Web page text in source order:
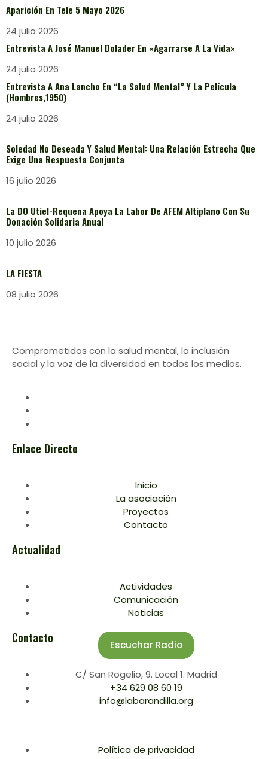
Aparición En Tele 5 Mayo 2026
24 julio 2026
Entrevista A José Manuel Dolader En «Agarrarse A La Vida»
24 julio 2026
Entrevista A Ana Lancho En “La Salud Mental” Y La Película
(Hombres,1950)
24 julio 2026
Soledad No Deseada Y Salud Mental: Una Relación Estrecha Que
Exige Una Respuesta Conjunta
16 julio 2026
La DO Utiel-Requena Apoya La Labor De AFEM Altiplano Con Su
Donación Solidaria Anual
10 julio 2026
LA FIESTA
08 julio 2026
Comprometidos con la salud mental, la inclusión
social y la voz de la diversidad en todos los medios.
Enlace Directo
Inicio
La asociación
Proyectos
Contacto
Actualidad
Actividades
Comunicación
Noticias
Contacto
C/ San Rogelio, 9. Local 1. Madrid
+34 629 08 60 19
info@labarandilla.org
Escuchar Radio
Política de privacidad